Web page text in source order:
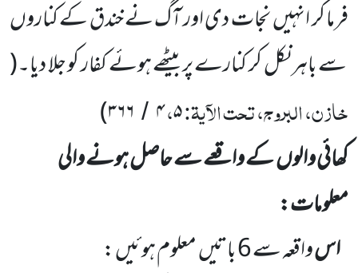
فرما کر انہیںنجات دی اور آگ نے خندق کے کناروں
سے باہر نکل کر کنارے پر بیٹھے ہوئے کفار کو جلا دیا۔(
خازن، البروج، تحت الآیۃ:۵،۴ / ۳۶۶)
کھائی والوںکے واقعے سے حاصل ہونے والی
معلومات:
اسواقعہ سے6باتیںمعلوم ہوئیں :